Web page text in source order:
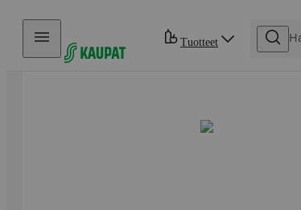
Hyppää sisältöön
Tuotteet